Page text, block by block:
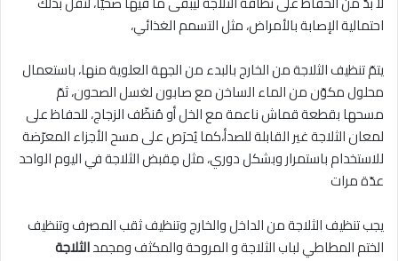
احتمالية الإصابة بالأمراض، مثل التسمم الغذائي،
يتمّ تنظيف الثلاجة من الخارج بالبدء من الجهة العلوية منها، باستعمال
محلول مكوّن من الماء الساخن مع صابون لغسل الصحون، ثمّ
مسحها بقطعة قماش ناعمة مع الخل أو مُنظّف الزجاج، للحفاظ على
لمعان الثلاجة غير القابلة للصدأ،كما يُحرَص على مسح الأجزاء المعرّضة
للاستخدام باستمرار وبشكل دوري، مثل مِقبض الثلاجة في اليوم الواحد
عدّة مرات
يجب تنظيف الثلاجة من الداخل والخارج وتنظيف ثقب المصرف وتنظيف
الختم المطاطي لباب الثلاجة و المروحة والمكثف ومجمدالثلاجة